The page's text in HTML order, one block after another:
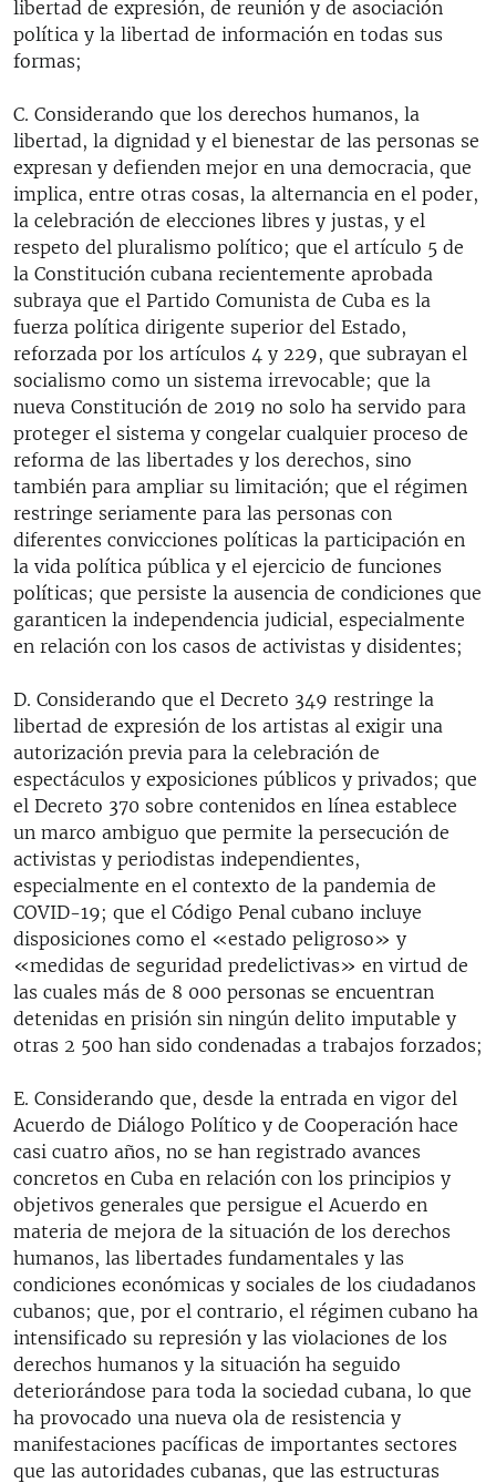
libertad de expresión, de reunión y de asociación
política y la libertad de información en todas sus
formas;
C. Considerando que los derechos humanos, la
libertad, la dignidad y el bienestar de las personas se
expresan y defienden mejor en una democracia, que
implica, entre otras cosas, la alternancia en el poder,
la celebración de elecciones libres y justas, y el
respeto del pluralismo político; que el artículo 5 de
la Constitución cubana recientemente aprobada
subraya que el Partido Comunista de Cuba es la
fuerza política dirigente superior del Estado,
reforzada por los artículos 4 y 229, que subrayan el
socialismo como un sistema irrevocable; que la
nueva Constitución de 2019 no solo ha servido para
proteger el sistema y congelar cualquier proceso de
reforma de las libertades y los derechos, sino
también para ampliar su limitación; que el régimen
restringe seriamente para las personas con
diferentes convicciones políticas la participación en
la vida política pública y el ejercicio de funciones
políticas; que persiste la ausencia de condiciones que
garanticen la independencia judicial, especialmente
en relación con los casos de activistas y disidentes;
D. Considerando que el Decreto 349 restringe la
libertad de expresión de los artistas al exigir una
autorización previa para la celebración de
espectáculos y exposiciones públicos y privados; que
el Decreto 370 sobre contenidos en línea establece
un marco ambiguo que permite la persecución de
activistas y periodistas independientes,
especialmente en el contexto de la pandemia de
COVID-19; que el Código Penal cubano incluye
disposiciones como el «estado peligroso» y
«medidas de seguridad predelictivas» en virtud de
las cuales más de 8 000 personas se encuentran
detenidas en prisión sin ningún delito imputable y
otras 2 500 han sido condenadas a trabajos forzados;
E. Considerando que, desde la entrada en vigor del
Acuerdo de Diálogo Político y de Cooperación hace
casi cuatro años, no se han registrado avances
concretos en Cuba en relación con los principios y
objetivos generales que persigue el Acuerdo en
materia de mejora de la situación de los derechos
humanos, las libertades fundamentales y las
condiciones económicas y sociales de los ciudadanos
cubanos; que, por el contrario, el régimen cubano ha
intensificado su represión y las violaciones de los
derechos humanos y la situación ha seguido
deteriorándose para toda la sociedad cubana, lo que
ha provocado una nueva ola de resistencia y
manifestaciones pacíficas de importantes sectores
que las autoridades cubanas, que las estructuras